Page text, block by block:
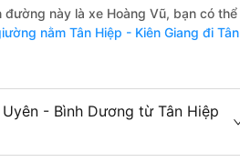
này là xe Hoàng Vũ, bạn có thể
nằm Tân Hiệp - Kiên Giang đi Tân
- Bình Dương từ Tân Hiệp